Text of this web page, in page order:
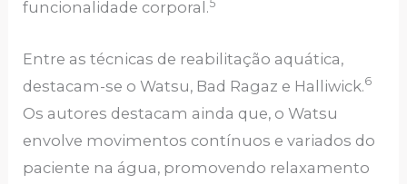
funcionalidade corporal.5
Entre as técnicas de reabilitação aquática,
destacam-se o Watsu, Bad Ragaz e Halliwick.6
Os autores destacam ainda que, o Watsu
envolve movimentos contínuos e variados do
paciente na água, promovendo relaxamento